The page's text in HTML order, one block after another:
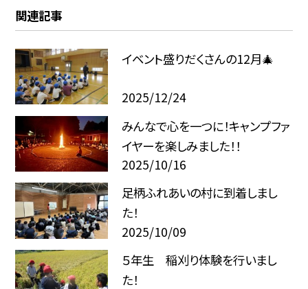
関連記事
イベント盛りだくさんの12月🎄
2025/12/24
みんなで心を一つに！キャンプファ
イヤーを楽しみました！！
2025/10/16
足柄ふれあいの村に到着しまし
た！
2025/10/09
５年生 稲刈り体験を行いまし
た！